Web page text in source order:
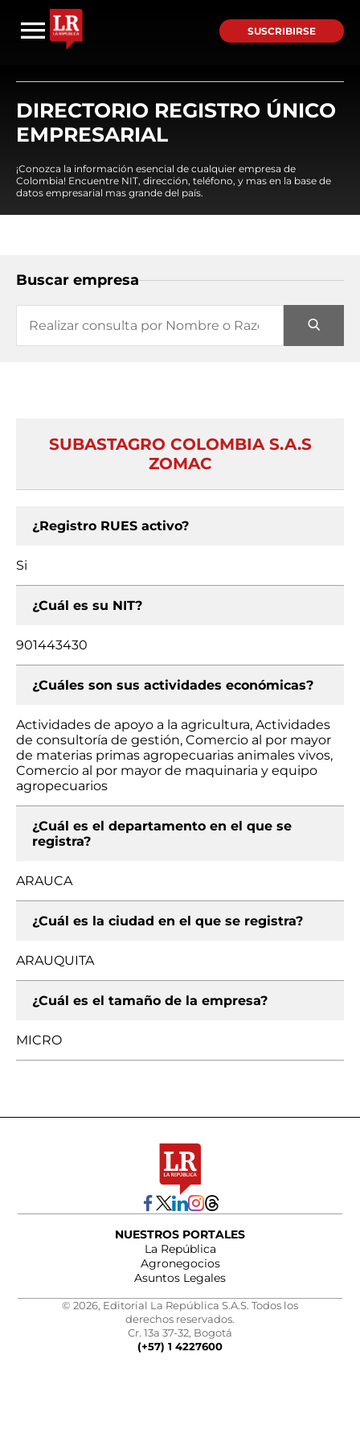
SUSCRIBIRSE
DIRECTORIO REGISTRO ÚNICO
EMPRESARIAL
¡Conozca la información esencial de cualquier empresa de
Colombia! Encuentre NIT, dirección, teléfono, y mas en la base de
datos empresarial mas grande del país.
Buscar empresa
SUBASTAGRO COLOMBIA S.A.S
ZOMAC
¿Registro RUES activo?
Si
¿Cuál es su NIT?
901443430
¿Cuáles son sus actividades económicas?
Actividades de apoyo a la agricultura, Actividades
de consultoría de gestión, Comercio al por mayor
de materias primas agropecuarias animales vivos,
Comercio al por mayor de maquinaria y equipo
agropecuarios
¿Cuál es el departamento en el que se
registra?
ARAUCA
¿Cuál es la ciudad en el que se registra?
ARAUQUITA
¿Cuál es el tamaño de la empresa?
MICRO
NUESTROS PORTALES
La República
Agronegocios
Asuntos Legales
© 2026, Editorial La República S.A.S. Todos los
derechos reservados.
Cr. 13a 37-32, Bogotá
(+57) 1 4227600